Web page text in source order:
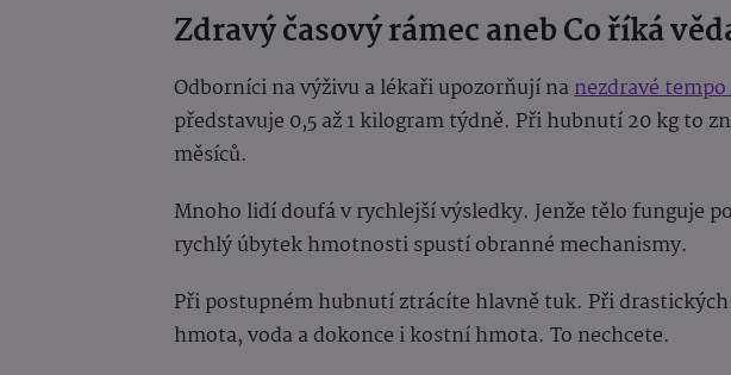
Zdravý časový rámec aneb Co říká
Odborníci na výživu a lékaři upozorňují nanezdravé
představuje 0,5 až 1 kilogram týdně. Při hubnutí 20 kg to
měsíců.
Mnoho lidí doufá v rychlejší výsledky. Jenže tělo funguje
rychlý úbytek hmotnosti spustí obranné mechanismy.
Při postupném hubnutí ztrácíte hlavně tuk. Při
hmota, voda a dokonce i kostní hmota. To nechcete.